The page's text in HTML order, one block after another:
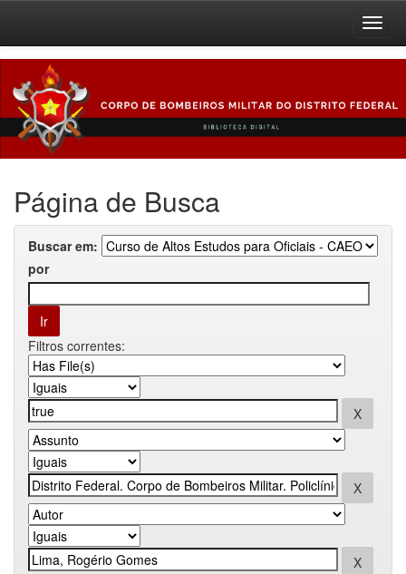
navigation
Página de Busca
Buscar em:
por
Filtros correntes: